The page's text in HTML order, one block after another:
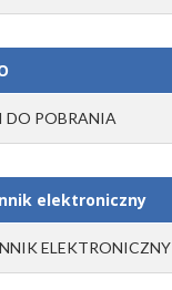
DO POBRANIA
elektroniczny
ELEKTRONICZNY